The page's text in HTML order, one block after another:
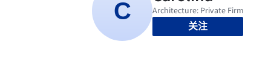
关注